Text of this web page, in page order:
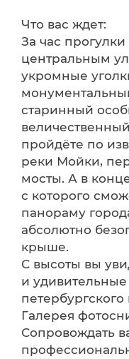
Что вас ждет:
За час
центральным
укромные
старинный
пройдёте по
реки Мойки,
мосты. А в
с которого
панораму
абсолютно
крыше.
С высоты вы
и
петербургского
Галерея
Сопровождать